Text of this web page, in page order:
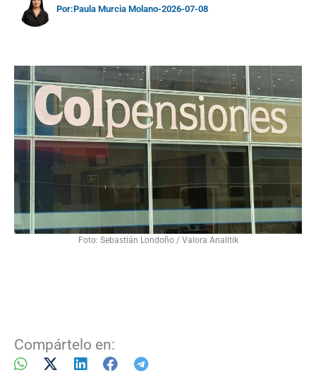
Por:Paula Murcia Molano-2026-07-08
Foto: Sebastián Londoño / Valora Analitik
Compártelo en: